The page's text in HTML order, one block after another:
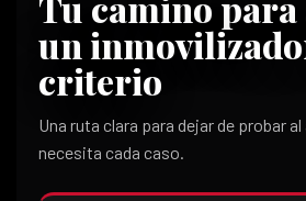
un
criterio
Una ruta clara para dejar de probar
necesita cada caso.